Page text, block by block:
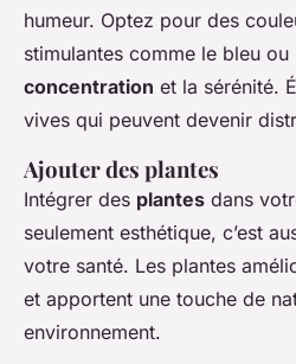
humeur. Optez pour des
stimulantes comme le bleu
concentration et la sérénité.
vives qui peuvent devenir
Ajouter des plantes
Intégrer des plantes dans
seulement esthétique, c’est
votre santé. Les plantes
et apportent une touche de
environnement.